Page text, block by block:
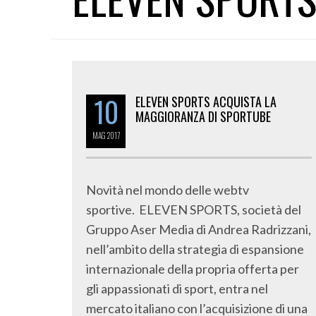
10
MAG2017
ELEVEN SPORTS ACQUISTA LA
MAGGIORANZA DI SPORTUBE
Novità nel mondo delle webtv
sportive. ELEVEN SPORTS, società del
Gruppo Aser Media di Andrea Radrizzani,
nell’ambito della strategia di espansione
internazionale della propria offerta per
gli appassionati di sport, entra nel
mercato italiano con l’acquisizione di una